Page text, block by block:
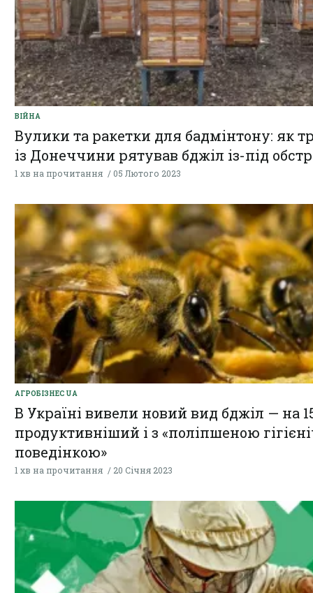
ВІЙНА
Вулики та ракетки для бадмінтону: як
із Донеччини рятував бджіл із-під
1 хв на прочитання 05 Лютого 2023
АГРОБІЗНЕС UA
В Україні вивели новий вид бджіл — на
продуктивніший і з «поліпшеною
поведінкою»
1 хв на прочитання 20 Січня 2023